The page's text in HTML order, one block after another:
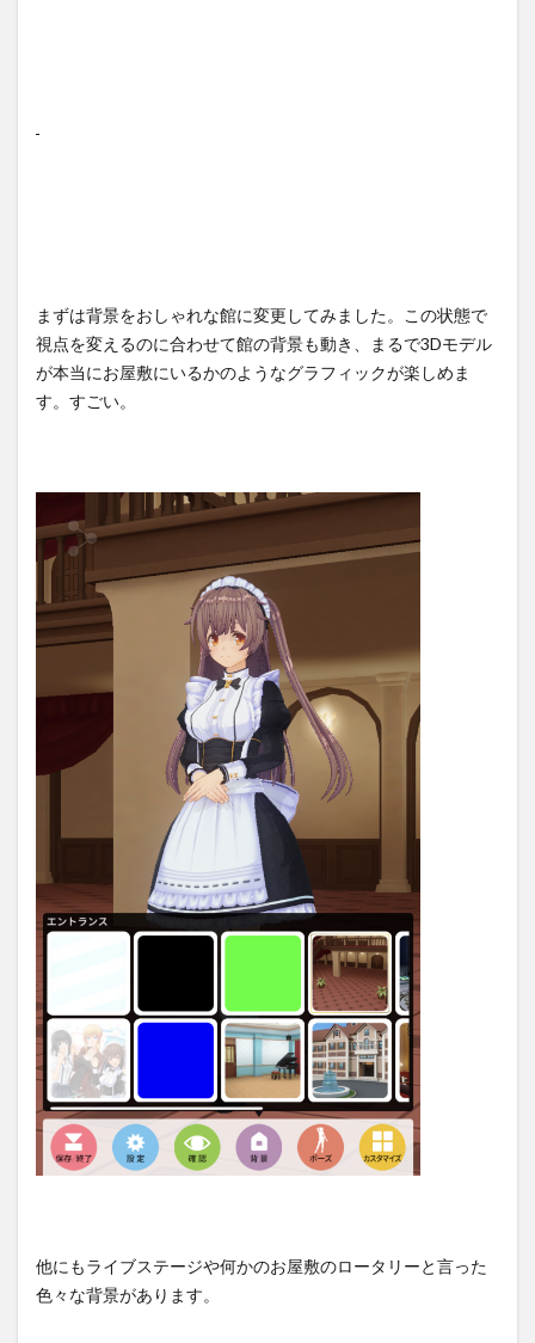
まずは背景をおしゃれな館に変更してみました。この状態で
視点を変えるのに合わせて館の背景も動き、まるで3Dモデル
が本当にお屋敷にいるかのようなグラフィックが楽しめま
す。すごい。
他にもライブステージや何かのお屋敷のロータリーと言った
色々な背景があります。